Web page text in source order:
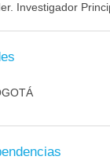
Investigador